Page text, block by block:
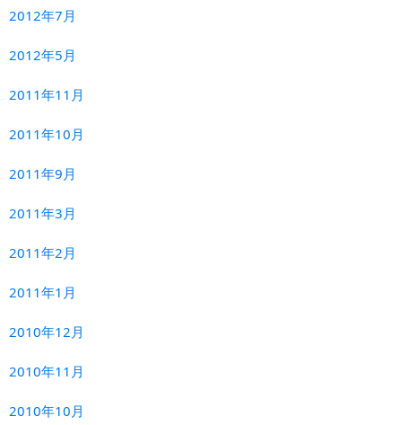
2012年7月
2012年5月
2011年11月
2011年10月
2011年9月
2011年3月
2011年2月
2011年1月
2010年12月
2010年11月
2010年10月